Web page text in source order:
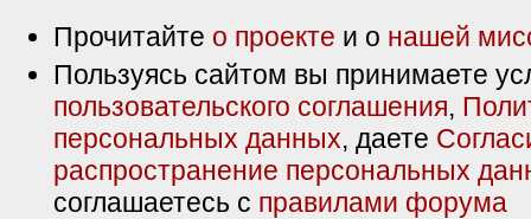
Прочитайте о проекте и о нашей
Пользуясь сайтом вы принимаете
пользовательского соглашения,
персональных данных, даете
распространение персональных
соглашаетесь с правилами форума